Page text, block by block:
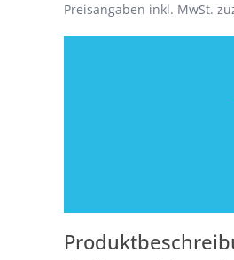
Preisangaben inkl. MwSt.